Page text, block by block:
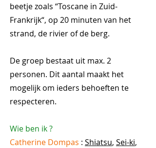
beetje zoals “Toscane in Zuid-
Frankrijk“, op 20 minuten van het
strand, de rivier of de berg.
De groep bestaat uit max. 2
personen. Dit aantal maakt het
mogelijk om ieders behoeften te
respecteren.
Wie ben ik ?
Catherine Dompas : Shiatsu, Sei-ki,